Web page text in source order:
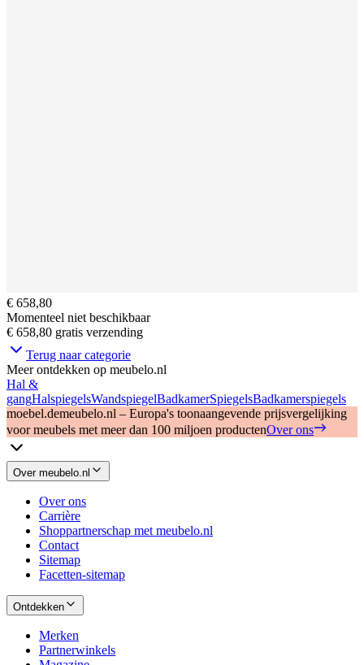
€ 658,80
Momenteel niet beschikbaar
€ 658,80 gratis verzending
Terug naar categorie
Meer ontdekken op meubelo.nl
Hal &
gangHalspiegelsWandspiegelBadkamerSpiegelsBadkamerspiegels
moebel.demeubelo.nl – Europa's toonaangevende prijsvergelijking
voor meubels met meer dan 100 miljoen productenOver ons
Over meubelo.nl
Over ons
Carrière
Shoppartnerschap met meubelo.nl
Contact
Sitemap
Facetten-sitemap
Ontdekken
Merken
Partnerwinkels